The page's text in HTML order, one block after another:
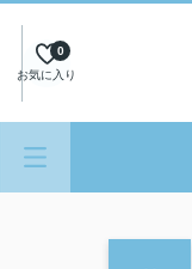
お気に入り
0